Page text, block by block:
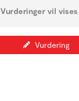
Vurderinger vil
Vurdering